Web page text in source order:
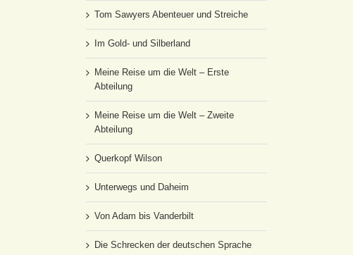
Tom Sawyers Abenteuer und Streiche
Im Gold- und Silberland
Meine Reise um die Welt – Erste
Abteilung
Meine Reise um die Welt – Zweite
Abteilung
Querkopf Wilson
Unterwegs und Daheim
Von Adam bis Vanderbilt
Die Schrecken der deutschen Sprache